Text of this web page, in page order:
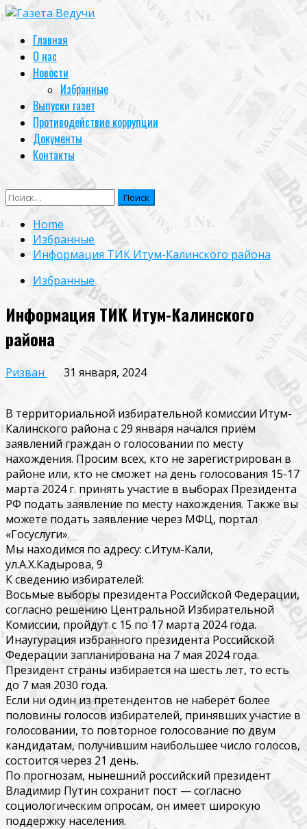
Skip
content
Primary
Menu
Главная
О нас
Новости
Избранные
Выпуски газет
Противодействие коррупции
Документы
Контакты
Найти:
Home
Избранные
Информация ТИК Итум-Калинского района
Избранные
Информация ТИК Итум-Калинского
района
Ризван 31 января, 2024
В территориальной избирательной комиссии Итум-
Калинского района с 29 января начался приём
заявлений граждан о голосовании по месту
нахождения. Просим всех, кто не зарегистрирован в
районе или, кто не сможет на день голосования 15-17
марта 2024 г. принять участие в выборах Президента
РФ подать заявление по месту нахождения. Также вы
можете подать заявление через МФЦ, портал
«Госуслуги».
Мы находимся по адресу: с.Итум-Кали,
ул.А.Х.Кадырова, 9
К сведению избирателей:
Восьмые выборы президента Российской Федерации,
согласно решению Центральной Избирательной
Комиссии, пройдут с 15 по 17 марта 2024 года.
Инаугурация избранного президента Российской
Федерации запланирована на 7 мая 2024 года.
Президент страны избирается на шесть лет, то есть
до 7 мая 2030 года.
Если ни один из претендентов не наберёт более
половины голосов избирателей, принявших участие в
голосовании, то повторное голосование по двум
кандидатам, получившим наибольшее число голосов,
состоится через 21 день.
По прогнозам, нынешний российский президент
Владимир Путин сохранит пост — согласно
социологическим опросам, он имеет широкую
поддержку населения.